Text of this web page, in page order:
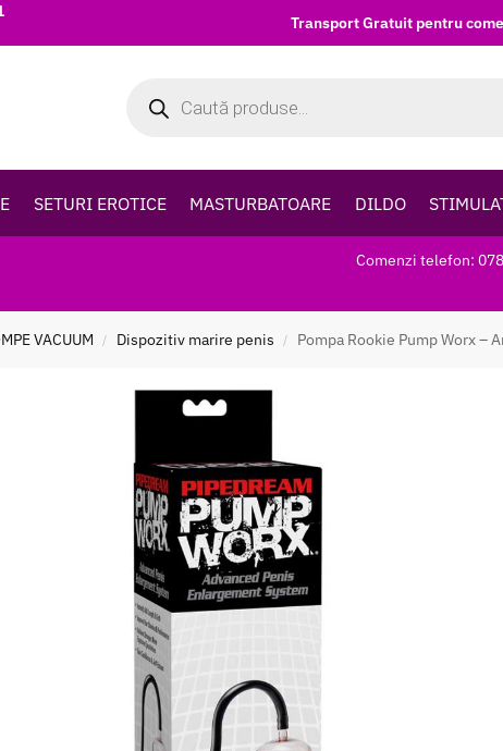
Transport Gratuit pentru
SETURI EROTICE MASTURBATOARE DILDO
Comenzi telefon:
VACUUM / Dispozitiv marire penis / Pompa Rookie Pump Worx –